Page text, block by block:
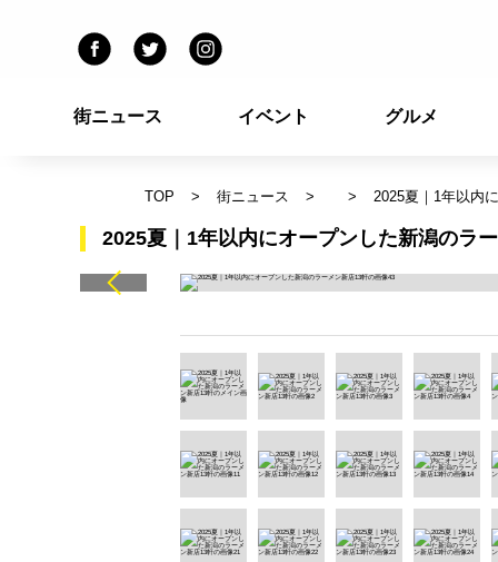
街ニュース イベント グルメ
TOP 街ニュース 2025夏｜1年以内
2025夏｜1年以内にオープンした新潟のラ